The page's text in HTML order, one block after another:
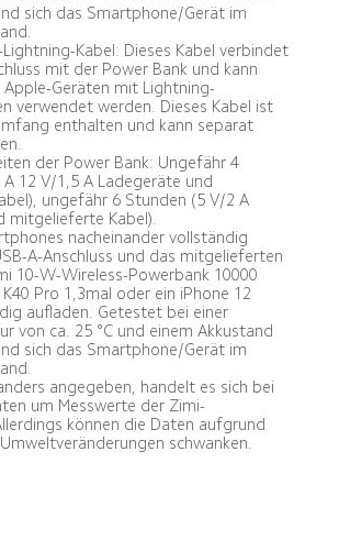
sich das Smartphone/Gerät im
Lightning-Kabel: Dieses Kabel verbindet
mit der Power Bank und kann
Apple-Geräten mit Lightning-
verwendet werden. Dieses Kabel ist
enthalten und kann separat
der Power Bank: Ungefähr 4
A 12 V/1,5 A Ladegeräte und
ungefähr 6 Stunden (5 V/2 A
mitgelieferte Kabel).
nacheinander vollständig
A-Anschluss und das mitgelieferten
10-W-Wireless-Powerbank 10000
K40 Pro 1,3mal oder ein iPhone 12
aufladen. Getestet bei einer
von ca. 25 °C und einem Akkustand
sich das Smartphone/Gerät im
angegeben, handelt es sich bei
um Messwerte der Zimi-
können die Daten aufgrund
schwanken.